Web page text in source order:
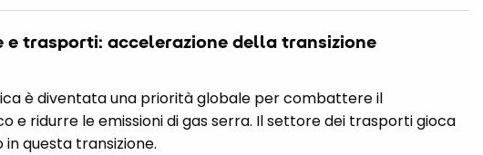
e trasporti: accelerazione della transizione
è diventata una priorità globale per combattere il
e ridurre le emissioni di gas serra. Il settore dei trasporti gioca
questa transizione.